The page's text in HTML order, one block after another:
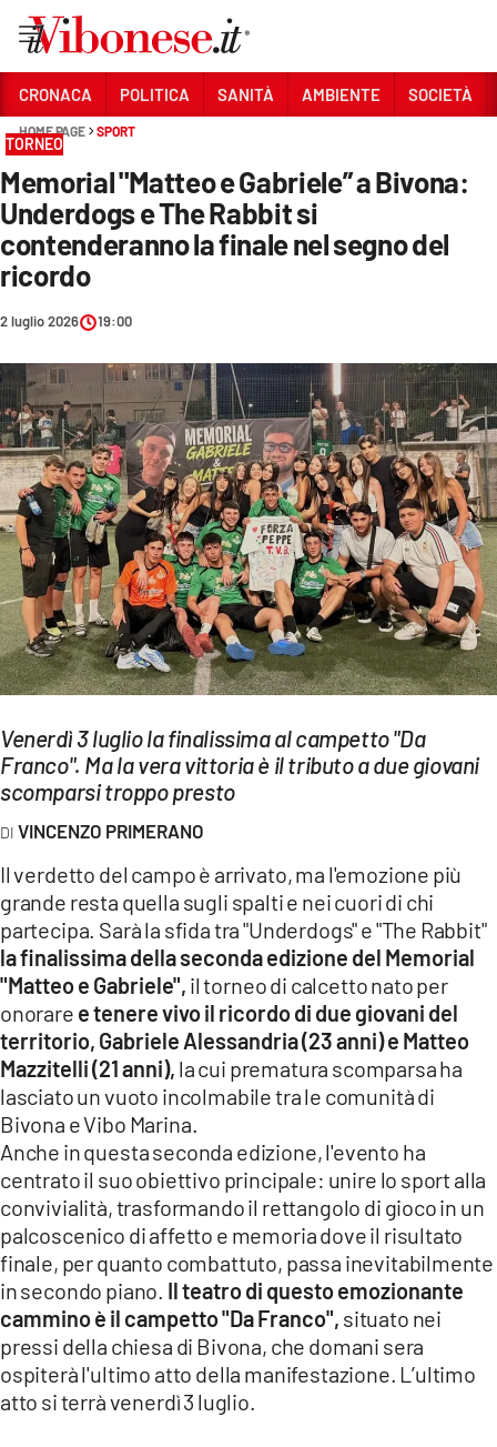
Sezioni
CRONACA
POLITICA
SANITÀ
AMBIENTE
SOCIETÀ
CULTURA
ECONOMIA E LAVORO
EVENTI
SPORT
Streaming
LAC TV
LAC ONAIR
LaC
Network
LACPLAY.IT
LACTV.IT
LACONAIR.IT
LACITYMAG.IT
ILREGGINO.IT
COSENZACHANNEL.IT
ILVIBONESE.IT
CATANZAROCHANNEL.IT
LACAPITALENEWS.IT
App
ANDROID
APPLE
CRONACA POLITICA SANITÀ AMBIENTE SOCIETÀ
HOME PAGE SPORT
TORNEO
Memorial "Matteo e Gabriele” a Bivona:
Underdogs e The Rabbit si
contenderanno la finale nel segno del
ricordo
2 luglio 2026 19:00
Venerdì 3 luglio la finalissima al campetto "Da
Franco". Ma la vera vittoria è il tributo a due giovani
scomparsi troppo presto
VINCENZO PRIMERANO
Il verdetto del campo è arrivato, ma l'emozione più
grande resta quella sugli spalti e nei cuori di chi
partecipa. Sarà la sfida tra "Underdogs" e "The Rabbit"
la finalissima della seconda edizione del Memorial
"Matteo e Gabriele", il torneo di calcetto nato per
onorare e tenere vivo il ricordo di due giovani del
territorio, Gabriele Alessandria (23 anni) e Matteo
Mazzitelli (21 anni), la cui prematura scomparsa ha
lasciato un vuoto incolmabile tra le comunità di
Bivona e Vibo Marina.
Anche in questa seconda edizione, l'evento ha
centrato il suo obiettivo principale: unire lo sport alla
convivialità, trasformando il rettangolo di gioco in un
palcoscenico di affetto e memoria dove il risultato
finale, per quanto combattuto, passa inevitabilmente
in secondo piano. Il teatro di questo emozionante
cammino è il campetto "Da Franco", situato nei
pressi della chiesa di Bivona, che domani sera
ospiterà l'ultimo atto della manifestazione. L’ultimo
atto si terrà venerdì 3 luglio.